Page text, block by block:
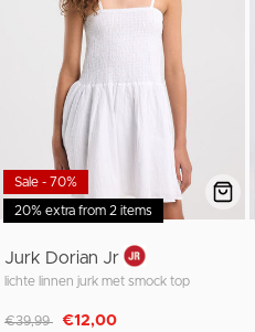
20% extra from 2 items
Sale - 70%
Jurk Dorian Jr
lichte linnen jurk met smock top
Afgeprijsd van
€39,99 naar
€12,00